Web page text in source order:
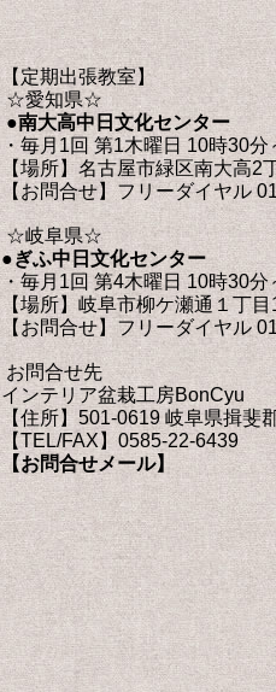
【定期出張教室】
☆愛知県☆
●南大高中日文化センター
・毎月1回 第1木曜日 10時30
【場所】名古屋市緑区南大高2
【お問合せ】フリーダイヤル
☆岐阜県☆
●ぎふ中日文化センター
・毎月1回 第4木曜日 10時30分
【場所】岐阜市柳ケ瀬通１丁
【お問合せ】フリーダイヤル
お問合せ先
インテリア盆栽工房BonCyu
【住所】501-0619 岐阜県揖斐
【TEL/FAX】0585-22-6439
【お問合せメール】